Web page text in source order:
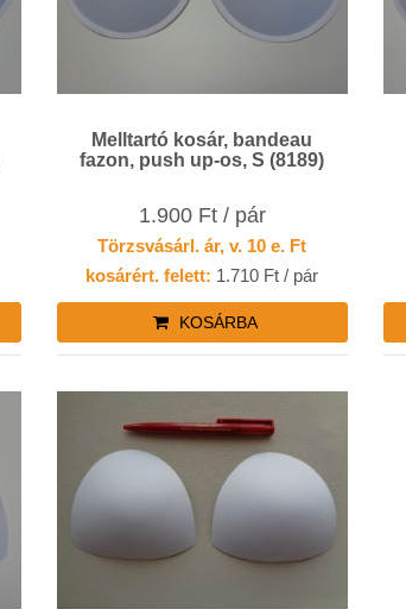
Melltartó kosár, bandeau
fazon, push up-os, S (8189)
1.900 Ft / pár
Törzsvásárl. ár, v. 10 e. Ft
kosárért. felett: 1.710 Ft / pár
KOSÁRBA